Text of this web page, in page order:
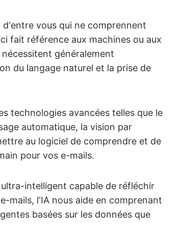
vous qui ne comprennent
fait référence aux machines ou aux
généralement
du langage naturel et la prise de
technologies avancées telles que le
automatique, la vision par
au logiciel de comprendre et de
pour vos e-mails.
ultra-intelligent capable de réfléchir
mails, l'IA nous aide en comprenant
basées sur les données que